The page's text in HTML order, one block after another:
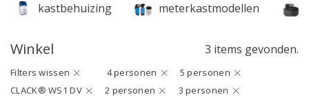
kastbehuizing meterkastmodellen
Winkel 3 items gevonden.
Filters wissen 4 personen
5 personen
CLACK® WS1 DV
2 personen 3 personen